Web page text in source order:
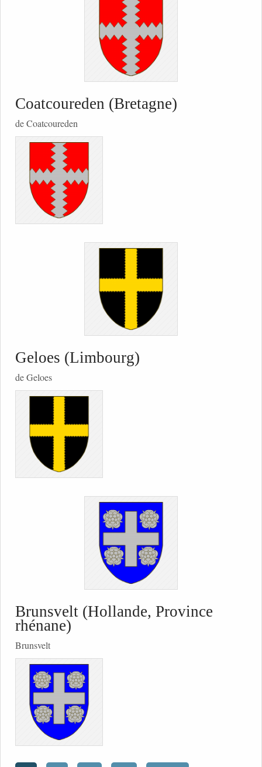
Coatcoureden (Bretagne)
de Coatcoureden
Geloes (Limbourg)
de Geloes
Brunsvelt (Hollande, Province
rhénane)
Brunsvelt